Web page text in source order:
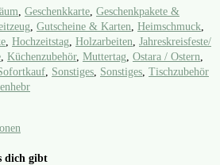
, Geschenkkarte, Geschenkpakete &
, Gutscheine & Karten, Heimschmuck,
, Hochzeitstag, Holzarbeiten, Jahreskreisfeste/
, Küchenzubehör, Muttertag, Ostara / Ostern,
, Sonstiges, Sonstiges, Tischzubehör
dich gibt